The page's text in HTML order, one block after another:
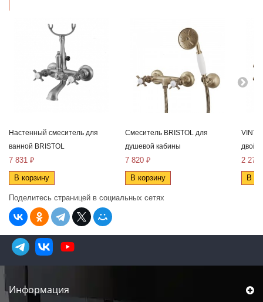
Настенный смеситель для
ванной BRISTOL
7 831 ₽
В корзину
Смеситель BRISTOL для
душевой кабины
7 820 ₽
В корзину
2 273
В
Поделитесь страницей в социальных сетях
Информация